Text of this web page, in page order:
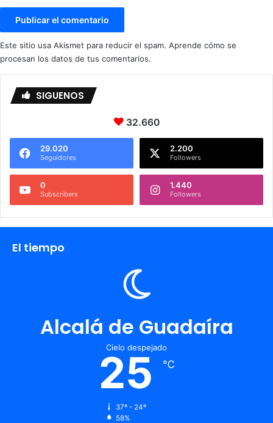
Este sitio usa Akismet para reducir el spam. Aprende cómo se
procesan los datos de tus comentarios.
SIGUENOS
32.660
29.020
Seguidores
2.200
Followers
0
Subscribers
1.440
Followers
El tiempo
Alcalá de Guadaíra
Cielo despejado
25 ℃
37º - 24º
58%